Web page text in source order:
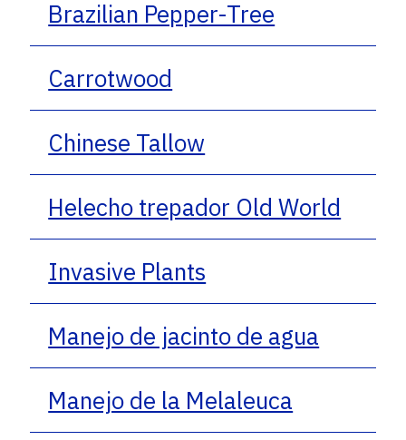
Brazilian Pepper-Tree
Carrotwood
Chinese Tallow
Helecho trepador Old World
Invasive Plants
Manejo de jacinto de agua
Manejo de la Melaleuca